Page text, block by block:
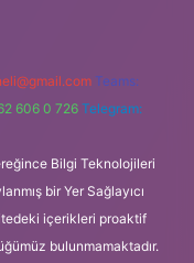
Teams:
606 0 726 Telegram:
Bilgi Teknolojileri
bir Yer Sağlayıcı
içerikleri proaktif
bulunmamaktadır.